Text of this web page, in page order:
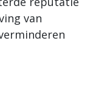
van